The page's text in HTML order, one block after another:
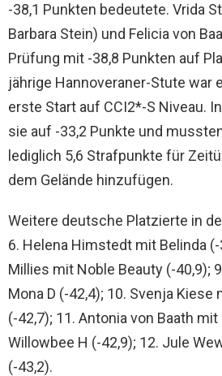
-38,1 Punkten bedeutete. Vrida
Barbara Stein) und Felicia von
Prüfung mit -38,8 Punkten auf
jährige Hannoveraner-Stute war
erste Start auf CCI2*-S Niveau.
sie auf -33,2 Punkte und
lediglich 5,6 Strafpunkte für
dem Gelände hinzufügen.
Weitere deutsche Platzierte in
6. Helena Himstedt mit Belinda (-
Millies mit Noble Beauty (-40,9);
Mona D (-42,4); 10. Svenja
(-42,7); 11. Antonia von Baath mit
Willowbee H (-42,9); 12. Jule
(-43,2).